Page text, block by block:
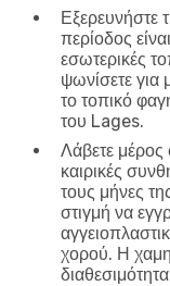
Εξερευνήστε
περίοδος
εσωτερικές
ψωνίσετε για
το τοπικό
του Lages.
Λάβετε μέρος
καιρικές
τους μήνες
στιγμή να
χορού. Η